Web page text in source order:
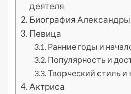
деятеля
Биография
Певица
Ранние годы и
Популярность и
Творческий стиль
Актриса